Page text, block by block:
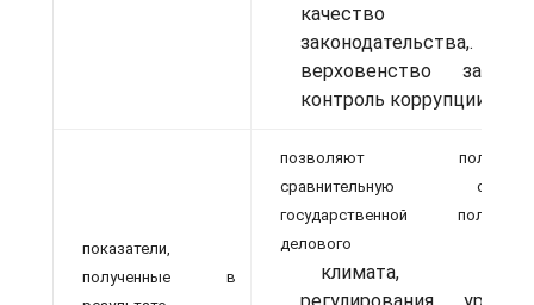
качество
законодательства,.
верховенство закона,
контроль коррупции
показатели,
полученные в
позволяют получить
сравнительную оценку
государственной политики
делового
климата,